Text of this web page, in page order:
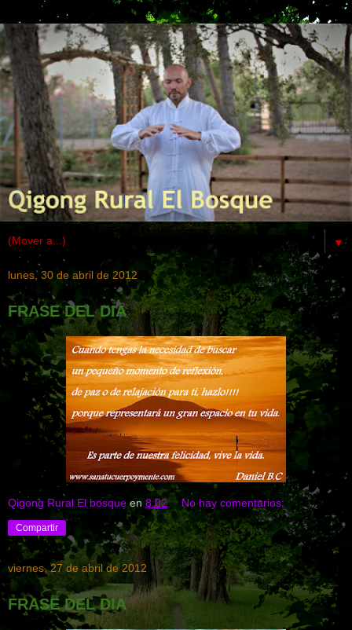
▼
lunes, 30 de abril de 2012
FRASE DEL DIA
Qigong Rural El bosque en 8:02 No hay comentarios:
Compartir
viernes, 27 de abril de 2012
FRASE DEL DIA